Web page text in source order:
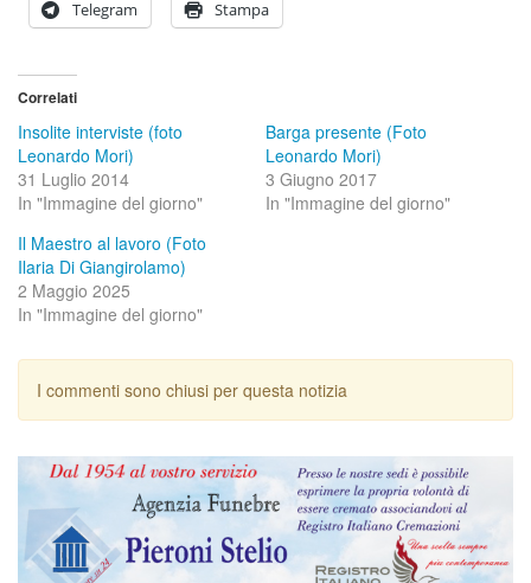
Telegram Stampa
Correlati
Insolite interviste (foto
Leonardo Mori)
31 Luglio 2014
In "Immagine del giorno"
Barga presente (Foto
Leonardo Mori)
3 Giugno 2017
In "Immagine del giorno"
Il Maestro al lavoro (Foto
Ilaria Di Giangirolamo)
2 Maggio 2025
In "Immagine del giorno"
I commenti sono chiusi per questa notizia